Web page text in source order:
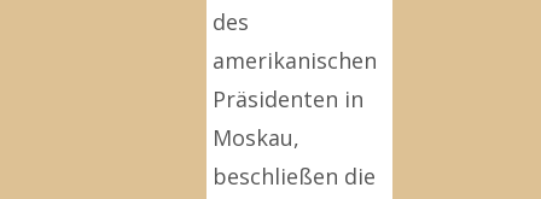
des
amerikanischen
Präsidenten in
Moskau,
beschließen die